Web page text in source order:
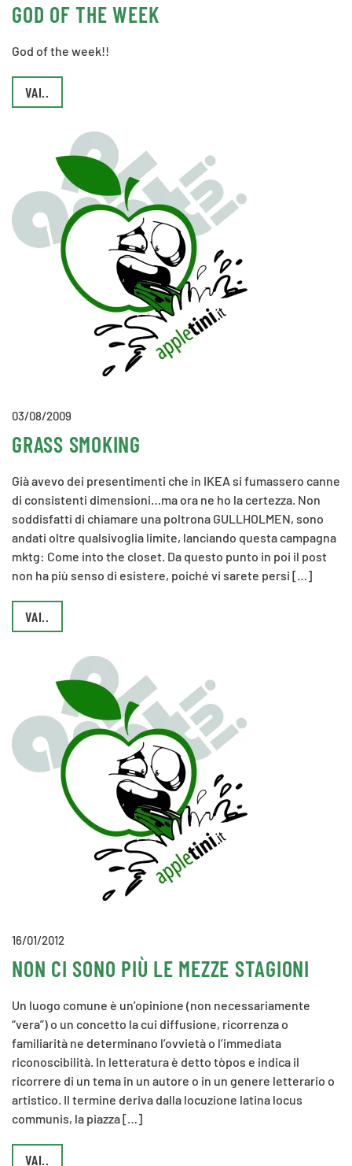
GOD OF THE WEEK
God of the week!!
VAI..
03/08/2009
GRASS SMOKING
Già avevo dei presentimenti che in IKEA si fumassero canne
di consistenti dimensioni…ma ora ne ho la certezza. Non
soddisfatti di chiamare una poltrona GULLHOLMEN, sono
andati oltre qualsivoglia limite, lanciando questa campagna
mktg: Come into the closet. Da questo punto in poi il post
non ha più senso di esistere, poiché vi sarete persi […]
VAI..
16/01/2012
NON CI SONO PIÙ LE MEZZE STAGIONI
Un luogo comune è un’opinione (non necessariamente
“vera”) o un concetto la cui diffusione, ricorrenza o
familiarità ne determinano l’ovvietà o l’immediata
riconoscibilità. In letteratura è detto tòpos e indica il
ricorrere di un tema in un autore o in un genere letterario o
artistico. Il termine deriva dalla locuzione latina locus
communis, la piazza […]
VAI..